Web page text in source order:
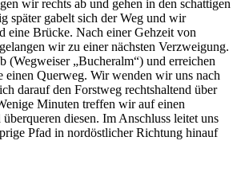
wir rechts ab und gehen in den schattigen
später gabelt sich der Weg und wir
eine Brücke. Nach einer Gehzeit von
wir zu einer nächsten Verzweigung.
(Wegweiser „Bucheralm“) und erreichen
einen Querweg. Wir wenden wir uns nach
darauf den Forstweg rechtshaltend über
Minuten treffen wir auf einen
diesen. Im Anschluss leitet uns
Pfad in nordöstlicher Richtung hinauf